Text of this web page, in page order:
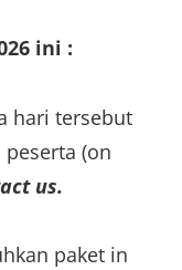
ini :
hari tersebut
(on
us.
paket in